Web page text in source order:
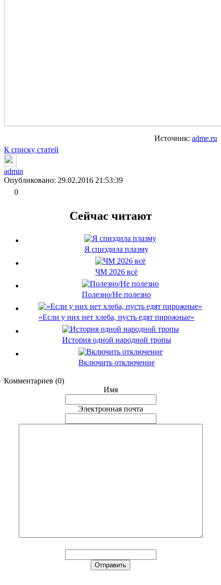
Источник: adme.ru
К списку статей
admin
Опубликовано: 29.02.2016 21:53:39
0
Сейчас читают
Я спиздила плазму
ЧМ 2026 всё
Полезно/Не полезно
«Если у них нет хлеба, пусть едят пирожные»
История одной народной тропы
Включить отключение
Комментариев (0)
Имя
Электронная почта